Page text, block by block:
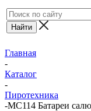
Главная
-
Каталог
-
Пиротехника
-MC114 Батареи